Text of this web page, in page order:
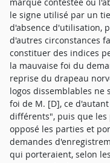
le signe utilisé par un
d'absence d'utilisation,
d'autres circonstances
constituer des indices
la mauvaise foi du
reprise du drapeau
logos dissemblables ne
foi de M. [D], ce
différents", puis que
opposé les parties et
demandes
qui porteraient, selon